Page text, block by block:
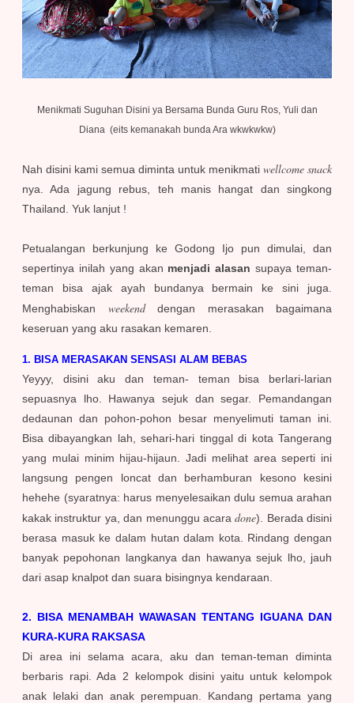
Menikmati Suguhan Disini ya Bersama Bunda Guru Ros, Yuli dan
Diana (eits kemanakah bunda Ara wkwkwkw)
Nah disini kami semua diminta untuk menikmati wellcome snack
nya. Ada jagung rebus, teh manis hangat dan singkong
Thailand. Yuk lanjut !
Petualangan berkunjung ke Godong Ijo pun dimulai, dan
sepertinya inilah yang akan menjadi alasan supaya teman-
teman bisa ajak ayah bundanya bermain ke sini juga.
Menghabiskan weekenddengan merasakan bagaimana
keseruan yang aku rasakan kemaren.
1. BISA MERASAKAN SENSASI ALAM BEBAS
Yeyyy, disini aku dan teman- teman bisa berlari-larian
sepuasnya lho. Hawanya sejuk dan segar. Pemandangan
dedaunan dan pohon-pohon besar menyelimuti taman ini.
Bisa dibayangkan lah, sehari-hari tinggal di kota Tangerang
yang mulai minim hijau-hijaun. Jadi melihat area seperti ini
langsung pengen loncat dan berhamburan kesono kesini
hehehe (syaratnya: harus menyelesaikan dulu semua arahan
kakak instruktur ya, dan menunggu acaradone). Berada disini
berasa masuk ke dalam hutan dalam kota. Rindang dengan
banyak pepohonan langkanya dan hawanya sejuk lho, jauh
dari asap knalpot dan suara bisingnya kendaraan.
2. BISA MENAMBAH WAWASAN TENTANG IGUANA DAN
KURA-KURA RAKSASA
Di area ini selama acara, aku dan teman-teman diminta
berbaris rapi. Ada 2 kelompok disini yaitu untuk kelompok
anak lelaki dan anak perempuan. Kandang pertama yang